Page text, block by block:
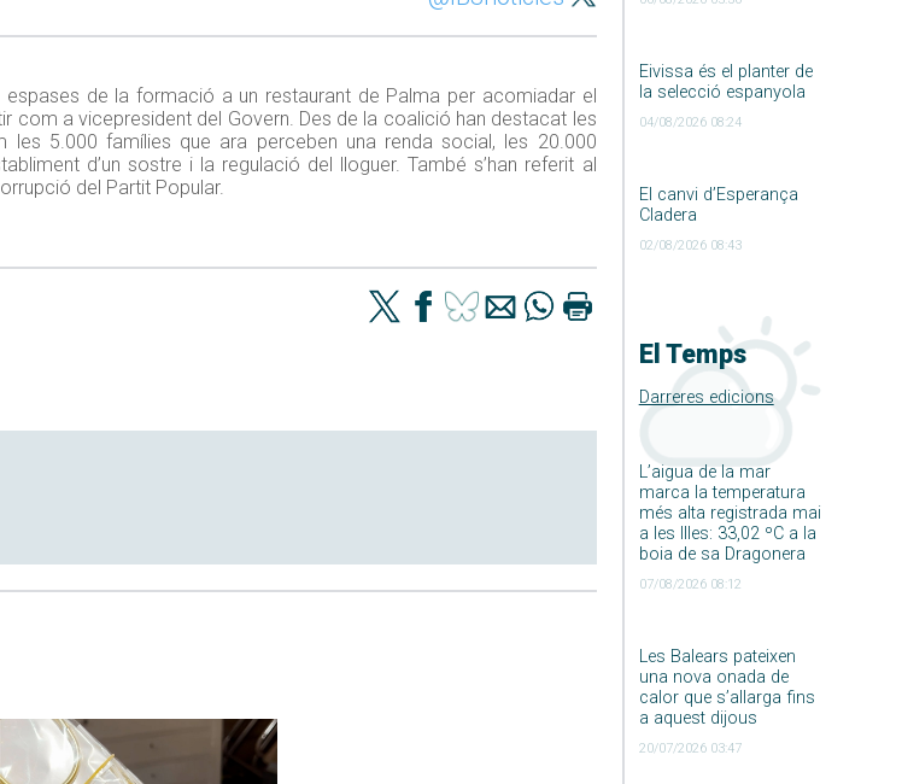
Eivissa és el planter de
la selecció espanyola
04/08/2026 08:24
El canvi d’Esperança
Cladera
02/08/2026 08:43
El Temps
Darreres edicions
L’aigua de la mar
marca la temperatura
més alta registrada mai
a les Illes: 33,02 ºC a la
boia de sa Dragonera
07/08/2026 08:12
Les Balears pateixen
una nova onada de
calor que s’allarga fins
a aquest dijous
20/07/2026 03:47
de la formació a un restaurant de Palma per acomiadar el
com a vicepresident del Govern. Des de la coalició han destacat les
5.000 famílies que ara perceben una renda social, les 20.000
d’un sostre i la regulació del lloguer. També s’han referit al
del Partit Popular.